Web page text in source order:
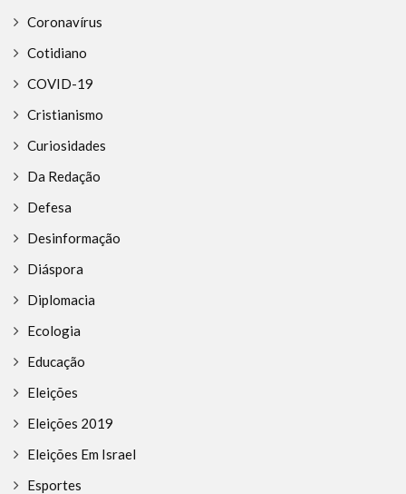
Coronavírus
Cotidiano
COVID-19
Cristianismo
Curiosidades
Da Redação
Defesa
Desinformação
Diáspora
Diplomacia
Ecologia
Educação
Eleições
Eleições 2019
Eleições Em Israel
Esportes